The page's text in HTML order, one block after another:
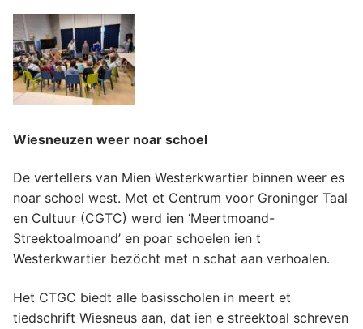
Wiesneuzen weer noar schoel
De vertellers van Mien Westerkwartier binnen weer es
noar schoel west. Met et Centrum voor Groninger Taal
en Cultuur (CGTC) werd ien ‘Meertmoand-
Streektoalmoand’ en poar schoelen ien t
Westerkwartier bezöcht met n schat aan verhoalen.
Het CTGC biedt alle basisscholen in meert et
tiedschrift Wiesneus aan, dat ien e streektoal schreven